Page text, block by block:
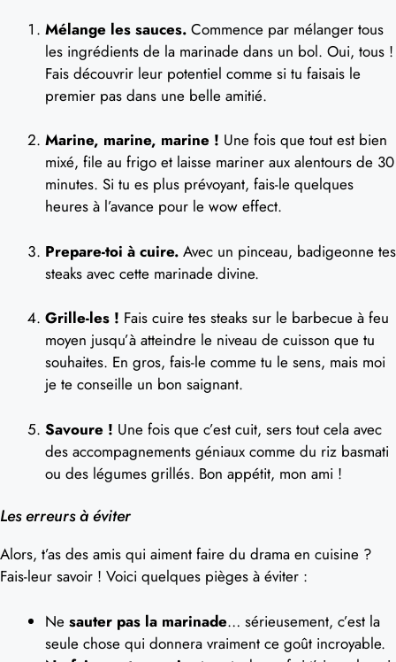
Mélange les sauces. Commence par mélanger tous
les ingrédients de la marinade dans un bol. Oui, tous !
Fais découvrir leur potentiel comme si tu faisais le
premier pas dans une belle amitié.
Marine, marine, marine ! Une fois que tout est bien
mixé, file au frigo et laisse mariner aux alentours de 30
minutes. Si tu es plus prévoyant, fais-le quelques
heures à l’avance pour le wow effect.
Prepare-toi à cuire. Avec un pinceau, badigeonne tes
steaks avec cette marinade divine.
Grille-les ! Fais cuire tes steaks sur le barbecue à feu
moyen jusqu’à atteindre le niveau de cuisson que tu
souhaites. En gros, fais-le comme tu le sens, mais moi
je te conseille un bon saignant.
Savoure ! Une fois que c’est cuit, sers tout cela avec
des accompagnements géniaux comme du riz basmati
ou des légumes grillés. Bon appétit, mon ami !
Les erreurs à éviter
Alors, t’as des amis qui aiment faire du drama en cuisine ?
Fais-leur savoir ! Voici quelques pièges à éviter :
Ne sauter pas la marinade… sérieusement, c’est la
seule chose qui donnera vraiment ce goût incroyable.